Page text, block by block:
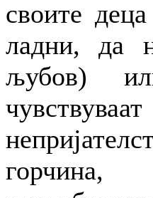
своите
ладни, да
љубов)
чувствуваат